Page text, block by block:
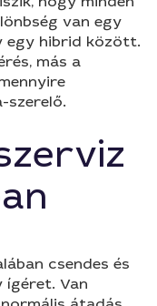
van egy
egy hibrid között.
más a
csendes és
Van